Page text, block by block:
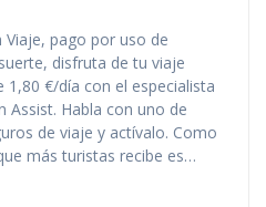
Viaje, pago por uso de
disfruta de tu viaje
1,80 €/día con el especialista
Assist. Habla con uno de
de viaje y actívalo. Como
más turistas recibe es…